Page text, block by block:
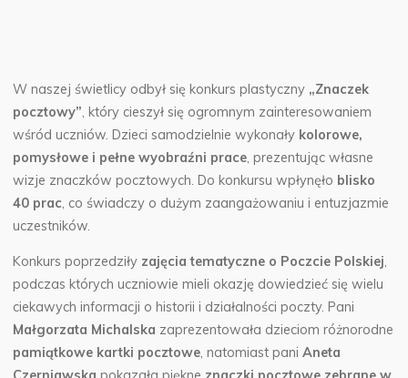
W naszej świetlicy odbył się konkurs plastyczny „Znaczek
pocztowy”, który cieszył się ogromnym zainteresowaniem
wśród uczniów. Dzieci samodzielnie wykonały kolorowe,
pomysłowe i pełne wyobraźni prace, prezentując własne
wizje znaczków pocztowych. Do konkursu wpłynęło blisko
40 prac, co świadczy o dużym zaangażowaniu i entuzjazmie
uczestników.
Konkurs poprzedziły zajęcia tematyczne o Poczcie Polskiej,
podczas których uczniowie mieli okazję dowiedzieć się wielu
ciekawych informacji o historii i działalności poczty. Pani
Małgorzata Michalska zaprezentowała dzieciom różnorodne
pamiątkowe kartki pocztowe, natomiast paniAneta